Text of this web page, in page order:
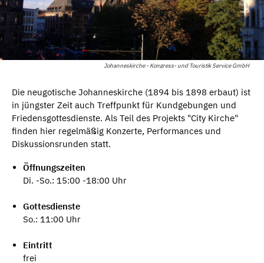
Johanneskirche - Kongress- und Touristik Service GmbH
Die neugotische Johanneskirche (1894 bis 1898 erbaut) ist
in jüngster Zeit auch Treffpunkt für Kundgebungen und
Friedensgottesdienste. Als Teil des Projekts "City Kirche"
finden hier regelmäßig Konzerte, Performances und
Diskussionsrunden statt.
Öffnungszeiten
Di. -So.: 15:00 -18:00 Uhr
Gottesdienste
So.: 11:00 Uhr
Eintritt
frei